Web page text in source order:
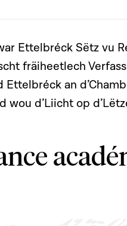
Ettelbréck Sëtz vu
fräiheetlech
Ettelbréck an
wou d’Liicht op